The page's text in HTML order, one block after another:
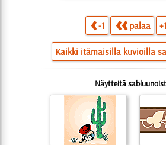
-1 palaa +1
Kaikki itämaisilla kuvioilla
Näytteitä